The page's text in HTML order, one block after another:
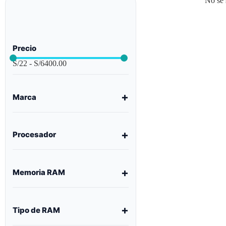
Precio
S/22 - S/6400.00
Marca
Procesador
Memoria RAM
Tipo de RAM